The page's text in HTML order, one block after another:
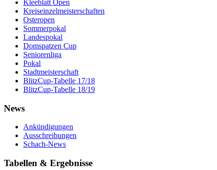
Kleeblatt Open
Kreiseinzelmeisterschaften
Osteropen
Sommerpokal
Landespokal
Domspatzen Cup
Seniorenliga
Pokal
Stadtmeisterschaft
BlitzCup-Tabelle 17/18
BlitzCup-Tabelle 18/19
News
Ankündigungen
Ausschreibungen
Schach-News
Tabellen & Ergebnisse